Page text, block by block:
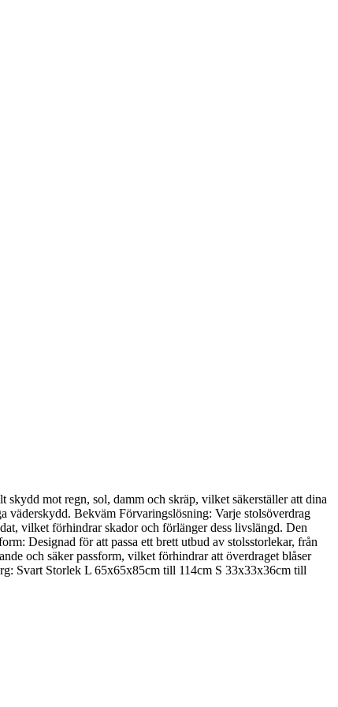
mot regn, sol, damm och skräp, vilket säkerställer att dina
väderskydd. Bekväm Förvaringslösning: Varje stolsöverdrag
vilket förhindrar skador och förlänger dess livslängd. Den
Designad för att passa ett brett utbud av stolsstorlekar, från
och säker passform, vilket förhindrar att överdraget blåser
Svart Storlek L 65x65x85cm till 114cm S 33x33x36cm till